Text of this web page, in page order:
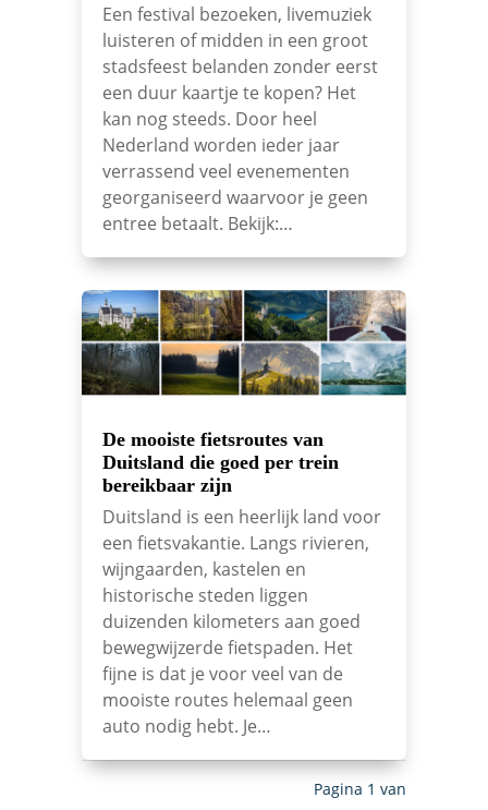
Een festival bezoeken, livemuziek
luisteren of midden in een groot
stadsfeest belanden zonder eerst
een duur kaartje te kopen? Het
kan nog steeds. Door heel
Nederland worden ieder jaar
verrassend veel evenementen
georganiseerd waarvoor je geen
entree betaalt. Bekijk:…
De mooiste fietsroutes van
Duitsland die goed per trein
bereikbaar zijn
Duitsland is een heerlijk land voor
een fietsvakantie. Langs rivieren,
wijngaarden, kastelen en
historische steden liggen
duizenden kilometers aan goed
bewegwijzerde fietspaden. Het
fijne is dat je voor veel van de
mooiste routes helemaal geen
auto nodig hebt. Je…
Pagina 1 van